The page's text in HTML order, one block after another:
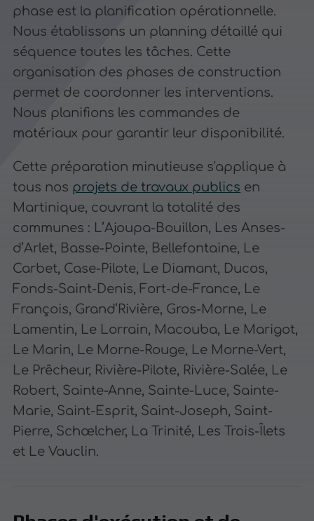
phase est la planification opérationnelle.
Nous établissons un planning détaillé qui
séquence toutes les tâches. Cette
organisation des phases de construction
permet de coordonner les interventions.
Nous planifions les commandes de
matériaux pour garantir leur disponibilité.
Cette préparation minutieuse s'applique à
tous nos projets de travaux publics en
Martinique, couvrant la totalité des
communes : L’Ajoupa-Bouillon, Les Anses-
d’Arlet, Basse-Pointe, Bellefontaine, Le
Carbet, Case-Pilote, Le Diamant, Ducos,
Fonds-Saint-Denis, Fort-de-France, Le
François, Grand’Rivière, Gros-Morne, Le
Lamentin, Le Lorrain, Macouba, Le Marigot,
Le Marin, Le Morne-Rouge, Le Morne-Vert,
Le Prêcheur, Rivière-Pilote, Rivière-Salée, Le
Robert, Sainte-Anne, Sainte-Luce, Sainte-
Marie, Saint-Esprit, Saint-Joseph, Saint-
Pierre, Schœlcher, La Trinité, Les Trois-Îlets
et Le Vauclin.